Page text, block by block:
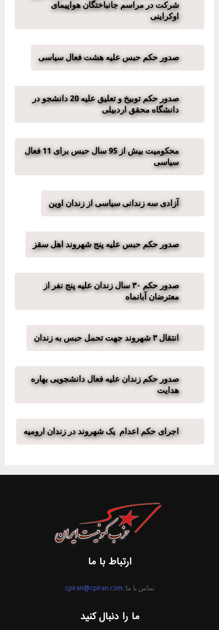
شرکت در مراسم جانباختگان هواپیمای
اوکراینی
صدور حکم حبس علیه هشت فعال سیاسی
صدور حکم توبیخ و تعلیق علیه 20 دانشجو در
دانشگاه محقق اردبیلی
محکومیت بیش از 95 سال حبس برای 11 فعال
سیاسی
آزادی سه زندانی سیاسی از زندان اوین
صدور حکم حبس علیه پنج شهروند اهل سقز
صدور حکم ۳۰ سال زندان علیه پنج نفر از
معترضان آبانماه
انتقال ۳ شهروند جهت تحمل حبس به زندان
صدور حکم زندان علیه فعال دانشجویی بهاره
هدایت
اجرای حکم اعدام یک شهروند در زندان ارومیه
ارتباط با ما
تماس با ما: cpiran@cpiran.com
ما را دنبال کنید